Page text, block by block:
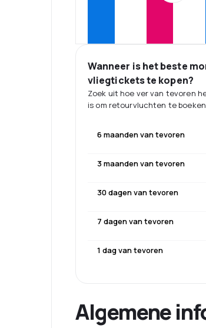
Wanneer is het beste
vliegtickets te kopen?
Zoek uit hoe ver van tevoren
is om retourvluchten te
6 maanden van tevoren
3 maanden van tevoren
30 dagen van tevoren
7 dagen van tevoren
1 dag van tevoren
Algemene